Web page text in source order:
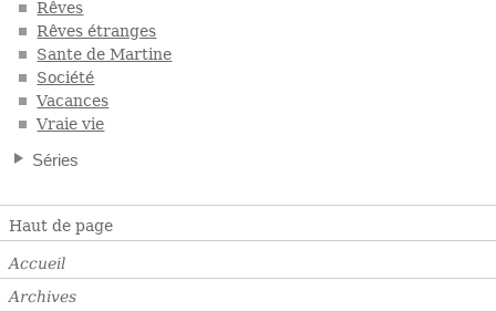
Rêves
Rêves étranges
Sante de Martine
Société
Vacances
Vraie vie
Séries
Haut de page
Accueil
Archives